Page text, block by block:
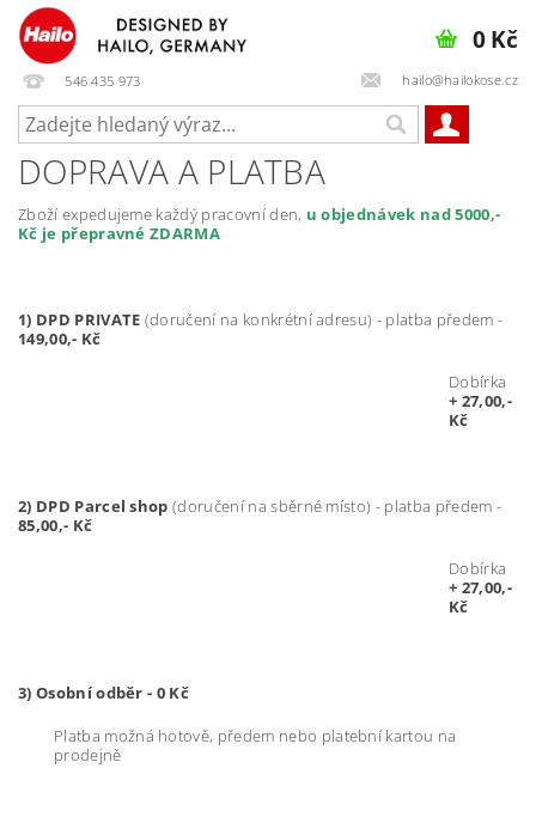
546 435 973 hailo@hailokose.cz
0 Kč
DOPRAVA A PLATBA
Zboží expedujeme každý pracovní den, u objednávek nad 5000,-
Kč je přepravné ZDARMA
1) DPD PRIVATE (doručení na konkrétní adresu) - platba předem -
149,00,- Kč
Dobírka
+ 27,00,-
Kč
2) DPD Parcel shop(doručení na sběrné místo) - platba předem -
85,00,- Kč
Dobírka
+ 27,00,-
Kč
3) Osobní odběr - 0 Kč
Platba možná hotově, předem nebo platební kartou na
prodejně